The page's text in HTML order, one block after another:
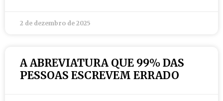
2 de dezembro de 2025
A ABREVIATURA QUE 99% DAS
PESSOAS ESCREVEM ERRADO